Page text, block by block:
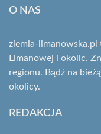
O NAS
ziemia-
Limanowej i okolic.
regionu. Bądź na
okolicy.
REDAKCJA